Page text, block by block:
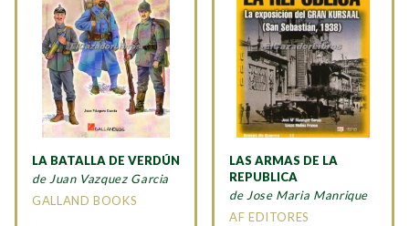
LA BATALLA DE VERDÚN
de Juan Vazquez Garcia
GALLAND BOOKS
LAS ARMAS DE LA
REPUBLICA
de Jose Maria Manrique
AF EDITORES